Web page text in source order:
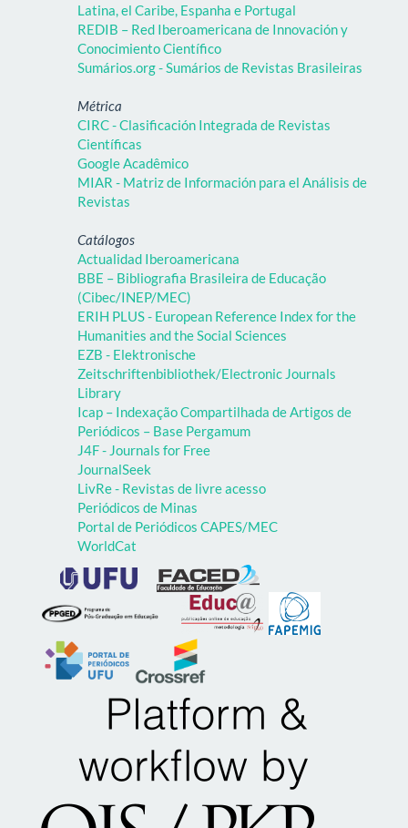
Latina, el Caribe, Espanha e Portugal
REDIB – Red Iberoamericana de Innovación y
Conocimiento Científico
Sumários.org - Sumários de Revistas Brasileiras
Métrica
CIRC - Clasificación Integrada de Revistas
Científicas
Google Acadêmico
MIAR - Matriz de Información para el Análisis de
Revistas
Catálogos
Actualidad Iberoamericana
BBE – Bibliografia Brasileira de Educação
(Cibec/INEP/MEC)
ERIH PLUS - European Reference Index for the
Humanities and the Social Sciences
EZB - Elektronische
Zeitschriftenbibliothek/Electronic Journals
Library
Icap – Indexação Compartilhada de Artigos de
Periódicos – Base Pergamum
J4F - Journals for Free
JournalSeek
LivRe - Revistas de livre acesso
Periódicos de Minas
Portal de Periódicos CAPES/MEC
WorldCat